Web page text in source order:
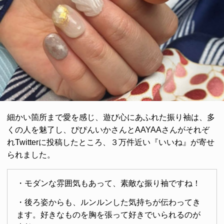
細かい箇所まで愛を感じ、遊び心にあふれた振り袖は、多
くの人を魅了し、ぴぴんいかさんとAAYAAさんがそれぞ
れTwitterに投稿したところ、３万件近い『いいね』が寄せ
られました。
・モダンな雰囲気もあって、素敵な振り袖ですね！
・後ろ姿からも、ルンルンした気持ちが伝わってき
ます。好きなものを胸を張って好きでいられるのが